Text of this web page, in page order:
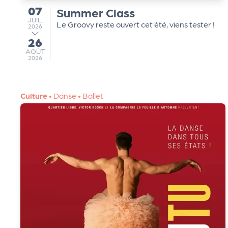
du
07
JUILLET
JUIL.
2026
au
26
AOÛT
AOÛT
2026
Summer Class
Le Groovy reste ouvert cet été, viens tester !
Culture • Danse • Ballet
s
vi
e